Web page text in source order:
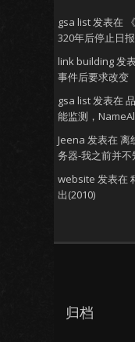
gsa list发表在
320年后停止日报
link building发
事件后要求改变
gsa list发表在
能监测，
Jeena 发表在 离
务器-我之前并不
website 发表在
出(2010)
归档